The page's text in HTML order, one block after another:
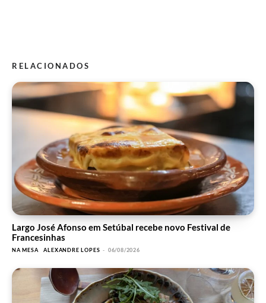
RELACIONADOS
Largo José Afonso em Setúbal recebe novo Festival de
Francesinhas
NA MESA ALEXANDRE LOPES - 06/08/2026